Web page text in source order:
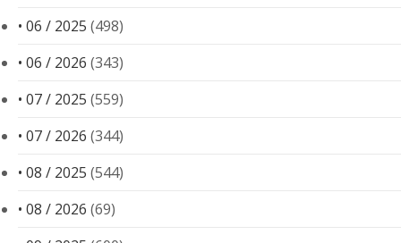
• 06 / 2025 (498)
• 06 / 2026 (343)
• 07 / 2025 (559)
• 07 / 2026 (344)
• 08 / 2025 (544)
• 08 / 2026 (69)